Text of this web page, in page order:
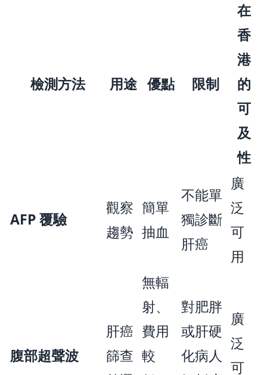
檢測方法 用途 優點 限制
在
香
港
的
可
及
性
AFP 覆驗
觀察
趨勢
簡單
抽血
不能單
獨診斷
肝癌
廣
泛
可
用
腹部超聲波
肝癌
篩查
無輻
射、
費用
較
對肥胖
或肝硬
化病人
廣
泛
可